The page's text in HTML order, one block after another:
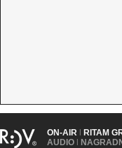
ON-AIR | RITAM
AUDIO |